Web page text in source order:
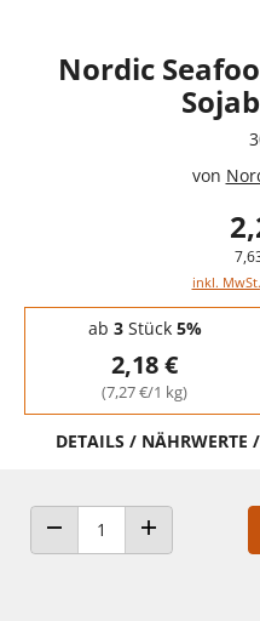
Nordic
von
inkl.
Staffelpreise - Mengenrabatt
ab 3Stück 5%
2,18 €
(7,27 €/1 kg)
DETAILS / NÄHRWERTE
ANZAHL VERRINGERN
ANZAHL